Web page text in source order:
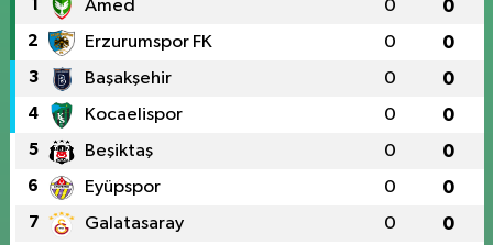
1 Amed 0 0
2 Erzurumspor FK 0 0
3 Başakşehir 0 0
4 Kocaelispor 0 0
5 Beşiktaş 0 0
6 Eyüpspor 0 0
7 Galatasaray 0 0